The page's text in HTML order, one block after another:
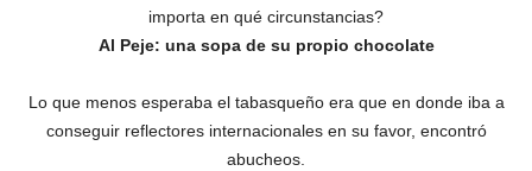
importa en qué circunstancias?
Al Peje: una sopa de su propio chocolate
Lo que menos esperaba el tabasqueño era que en donde iba a
conseguir reflectores internacionales en su favor, encontró
abucheos.